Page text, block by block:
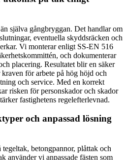
själva gångbryggan. Det handlar om
eventuella skyddsräcken och
Vi monterar enligt SS-EN 516
och dokumenterar
placering. Resultatet blir en säker
för arbete på hög höjd och
och service. Med en korrekt
risken för personskador och skador
fastighetens regelefterlevnad.
och anpassad lösning
betongpannor, plåttak och
använder vi anpassade fästen som